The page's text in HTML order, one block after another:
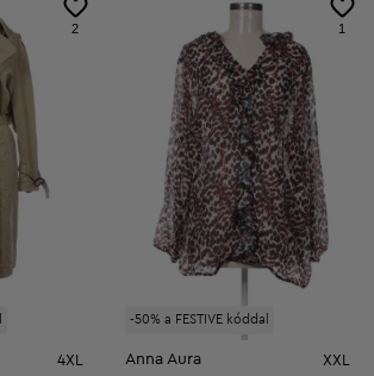
2
4XL
-50% a FESTIVE kóddal
1
Anna Aura XXL